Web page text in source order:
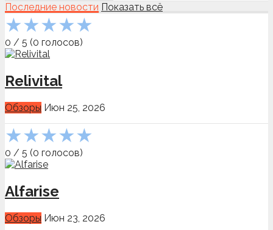
Последние новости Показать всё
★★★★★
0 / 5 (0 голосов)
Relivital
Обзоры Июн 25, 2026
★★★★★
0 / 5 (0 голосов)
Alfarise
Обзоры Июн 23, 2026